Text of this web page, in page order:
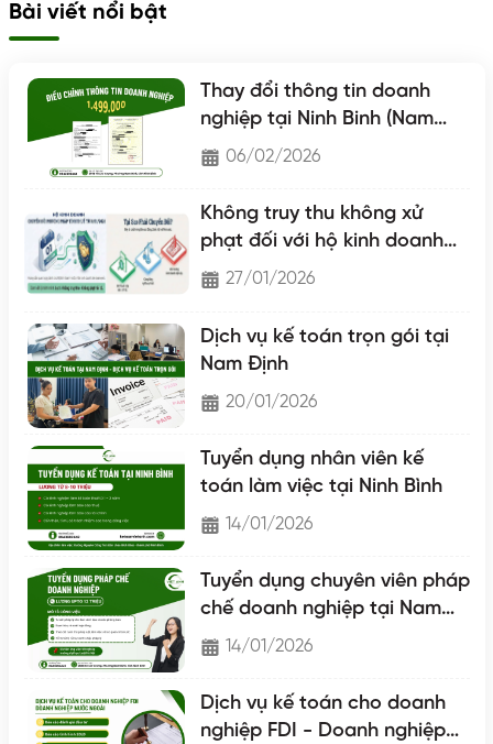
Bài viết nổi bật
Thay đổi thông tin doanh
nghiệp tại Ninh Binh (Nam
Định - Hà Nam - Ninh Binh)
06/02/2026
Không truy thu không xử
phạt đối với hộ kinh doanh
chuyển lên hộ khoán
27/01/2026
Dịch vụ kế toán trọn gói tại
Nam Định
20/01/2026
Tuyển dụng nhân viên kế
toán làm việc tại Ninh Bình
14/01/2026
Tuyển dụng chuyên viên pháp
chế doanh nghiệp tại Nam
Định14/01/2026
Dịch vụ kế toán cho doanh
nghiệp FDI - Doanh nghiệp